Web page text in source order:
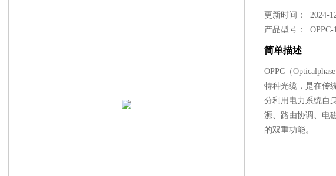
更新时间： 2024-
产品型号：OPPC-
简单描述
OPPC（
特种光缆，是在传
分利用电力系统自
源、路由协调、电
的双重功能。